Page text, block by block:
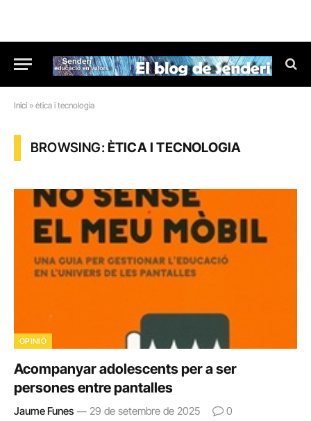
Inici » ètica i tecnologia
BROWSING:ÈTICA I TECNOLOGIA
OPINIÓ
Acompanyar adolescents per a ser
persones entre pantalles
Jaume Funes 29 de setembre de 2025 0